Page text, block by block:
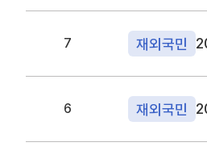
7 재외국민
6 재외국민